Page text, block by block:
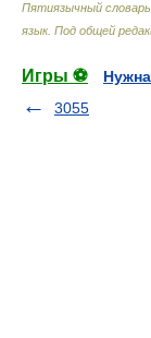
Пятиязычный
язык. Под общей
Игры ⚽
3055